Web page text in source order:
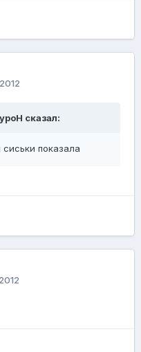
сказал:
показала